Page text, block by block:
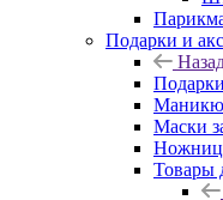
Подарки и
Маски
Товары